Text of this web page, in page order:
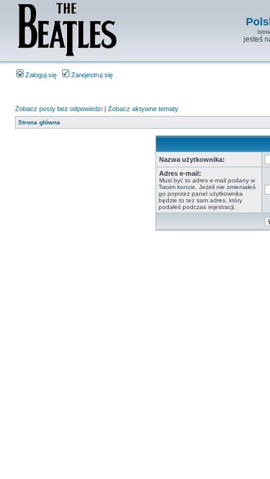
jesteś
Zaloguj się Zarejestruj się
Zobacz posty bez odpowiedzi | Zobacz aktywne tematy
Strona główna
Nazwa użytkownika:
Adres e-mail:
Musi być to adres e-mail podany w
Twoim koncie. Jeżeli nie zmieniałeś
go poprzez panel użytkownika
będzie to tez sam adres, który
podałeś podczas rejestracji.